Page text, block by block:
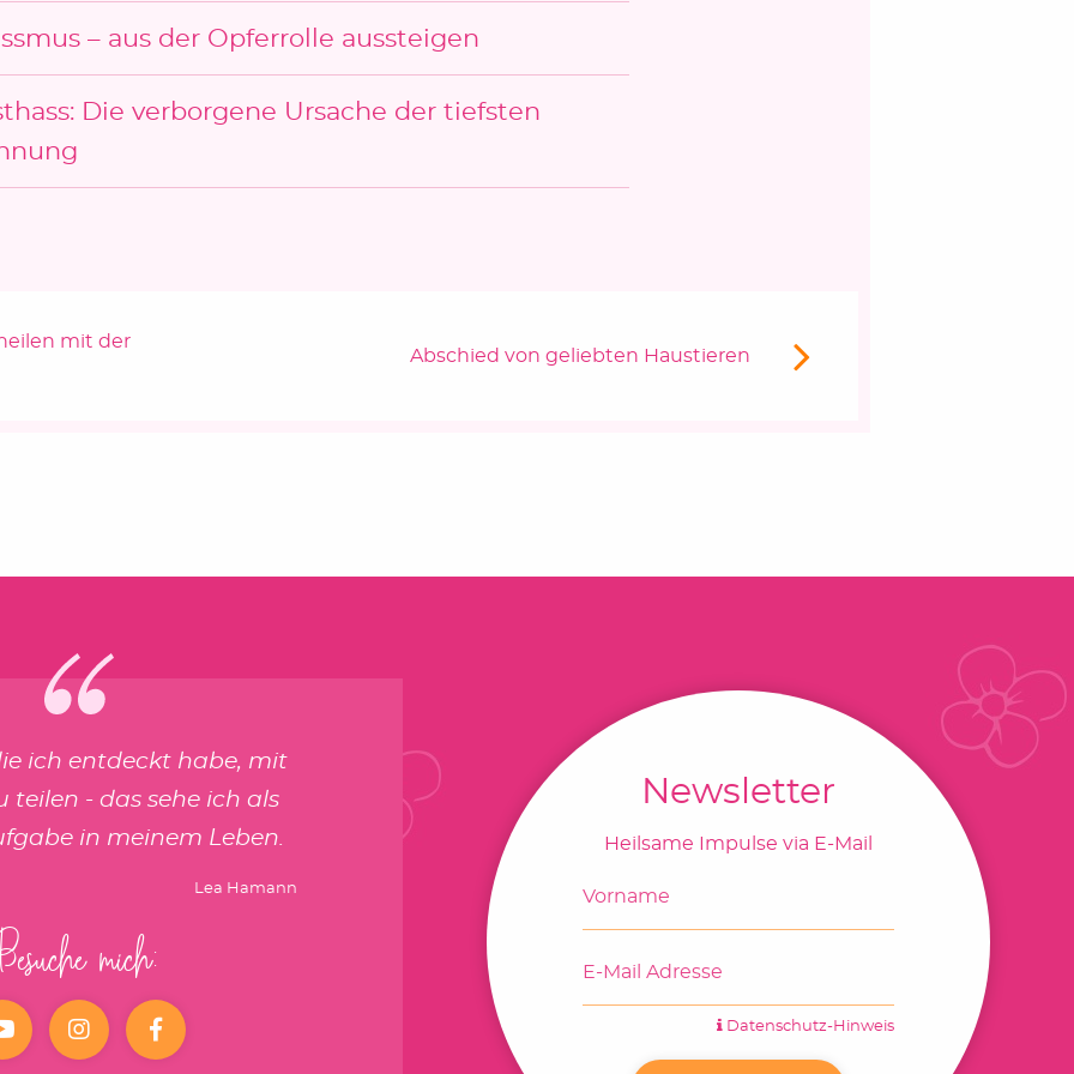
– aus der Opferrolle aussteigen
Die verborgene Ursache der tiefsten
mit der
Nächster Beitrag
Abschied von geliebten Haustieren
ich entdeckt habe, mit
teilen - das sehe ich als
in meinem Leben.
Lea Hamann
mich:
Instagramfacebook
Newsletter
Heilsame Impulse via E-Mail
Datenschutz-Hinweis